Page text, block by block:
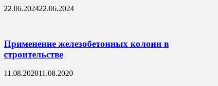
22.06.202422.06.2024
Применение железобетонных колонн в
строительстве
11.08.202011.08.2020